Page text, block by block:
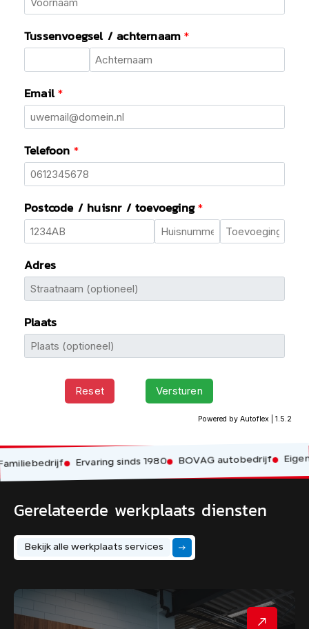
Ervaring sinds 1980 BOVAG autobedrijf Eigen
Gerelateerde werkplaats diensten
Bekijk alle werkplaats services